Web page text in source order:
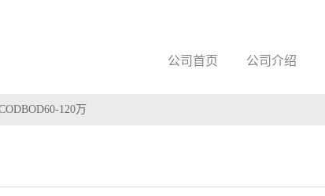
公司首页 公司介绍
120万